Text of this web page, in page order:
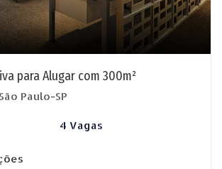
para Alugar com 300m²
Paulo-SP
4 Vagas